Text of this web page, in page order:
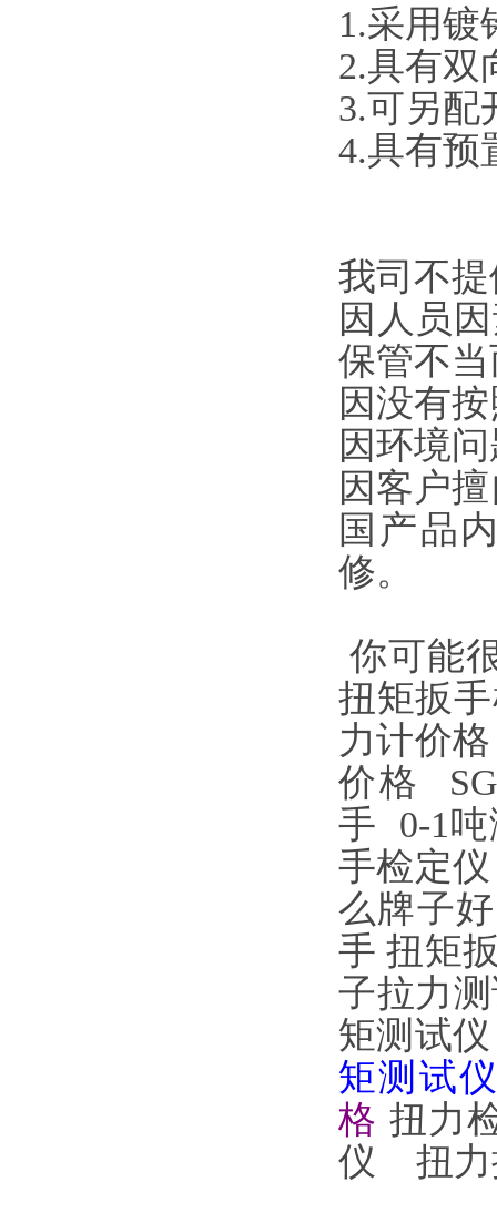
1.采用镀
2.具有双
3.可另配
4.具有预
我司不
因人员
保管不
因没有
因环境
因客户
国产品
修。
你可能
扭矩扳
力计价格
价格
手
0-1
手检定仪
么牌子好
手 扭矩
子拉力
矩测试
矩测试
格 扭力
仪
扭